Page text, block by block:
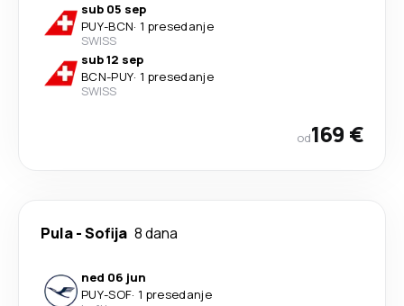
sub 05 sep
PUY-BCN· 1 presedanje
SWISS
sub 12 sep
BCN-PUY· 1 presedanje
SWISS
od169 €
Pula-Sofija 8 dana
ned 06 jun
PUY-SOF· 1 presedanje